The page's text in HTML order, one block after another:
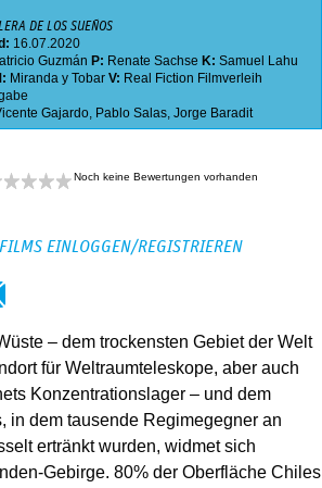
DE LOS SUEÑOS
16.07.2020
Guzmán P: Renate Sachse K: Samuel Lahu
Miranda y Tobar V: Real Fiction Filmverleih
Gajardo, Pablo Salas, Jorge Baradit
Noch keine Bewertungen vorhanden
EINLOGGEN/REGISTRIEREN
– dem trockensten Gebiet der Welt
für Weltraumteleskope, aber auch
Konzentrationslager – und dem
in dem tausende Regimegegner an
ertränkt wurden, widmet sich
Gebirge. 80% der Oberfläche Chiles